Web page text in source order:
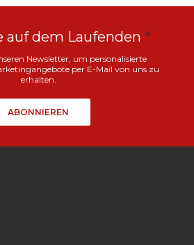
auf dem Laufenden *
Newsletter, um personalisierte
per E-Mail von uns zu
erhalten.
ABONNIEREN
neues Fenster))